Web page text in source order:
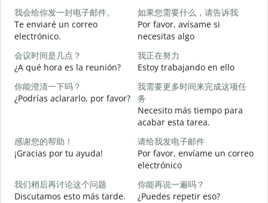
我会给你发一封电子邮件。
Te enviaré un correo
electrónico.
如果您需要什么，请告诉我
Por favor, avísame si
necesitas algo
会议时间是几点？
¿A qué hora es la reunión?
我正在努力
Estoy trabajando en ello
你能澄清一下吗？
¿Podrías aclararlo, por favor?
我需要更多时间来完成这项任
务
Necesito más tiempo para
acabar esta tarea.
感谢您的帮助！
¡Gracias por tu ayuda!
请给我发电子邮件
Por favor, envíame un correo
electrónico
我们稍后再讨论这个问题
Discutamos esto más tarde.
你能再说一遍吗？
¿Puedes repetir eso?